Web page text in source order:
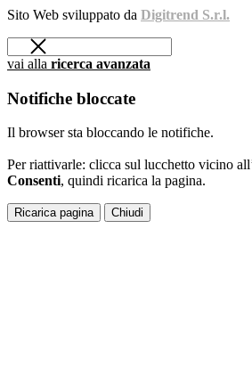
Sito Web sviluppato da Digitrend S.r.l.
vai alla ricerca avanzata
Notifiche bloccate
Il browser sta bloccando le notifiche.
Per riattivarle: clicca sul lucchetto vicino
Consenti, quindi ricarica la pagina.
Ricarica pagina Chiudi